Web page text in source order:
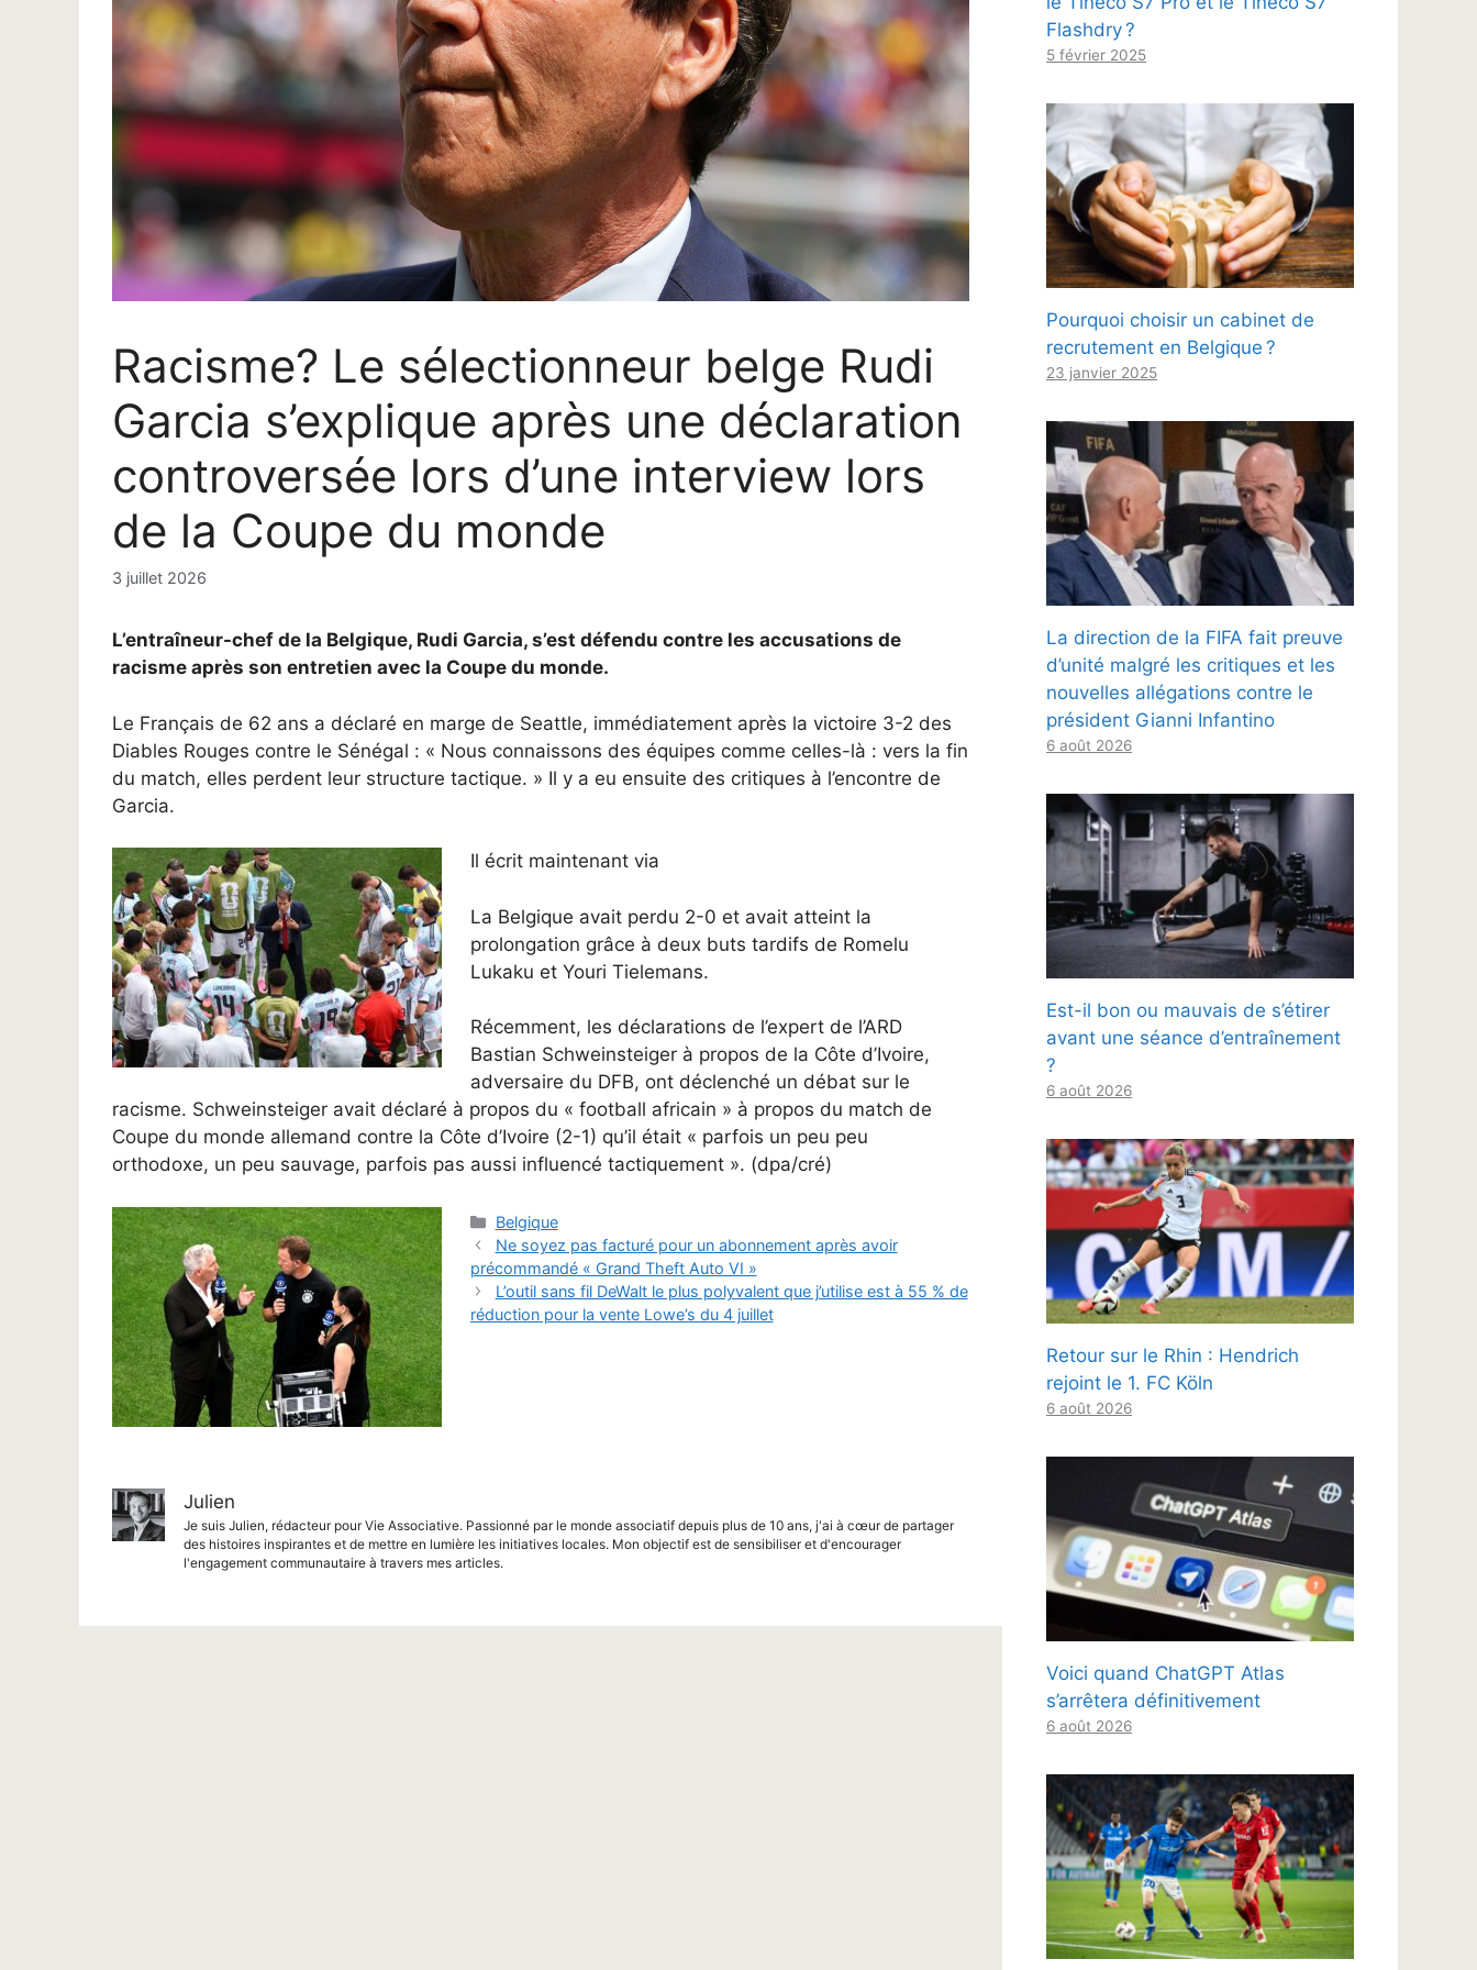
Racisme? Le sélectionneur belge Rudi
Garcia s’explique après une déclaration
controversée lors d’une interview lors
de la Coupe du monde
3 juillet 2026
L’entraîneur-chef de la Belgique, Rudi Garcia, s’est défendu contre les accusations de
racisme après son entretien avec la Coupe du monde.
Le Français de 62 ans a déclaré en marge de Seattle, immédiatement après la victoire 3-2 des
Diables Rouges contre le Sénégal : « Nous connaissons des équipes comme celles-là : vers la fin
du match, elles perdent leur structure tactique. » Il y a eu ensuite des critiques à l’encontre de
Garcia.
Il écrit maintenant via
La Belgique avait perdu 2-0 et avait atteint la
prolongation grâce à deux buts tardifs de Romelu
Lukaku et Youri Tielemans.
Récemment, les déclarations de l’expert de l’ARD
Bastian Schweinsteiger à propos de la Côte d’Ivoire,
adversaire du DFB, ont déclenché un débat sur le
racisme. Schweinsteiger avait déclaré à propos du « football africain » à propos du match de
Coupe du monde allemand contre la Côte d’Ivoire (2-1) qu’il était « parfois un peu peu
orthodoxe, un peu sauvage, parfois pas aussi influencé tactiquement ». (dpa/cré)
Catégories
Belgique
Ne soyez pas facturé pour un abonnement après avoir
précommandé « Grand Theft Auto VI »
L’outil sans fil DeWalt le plus polyvalent que j’utilise est à 55 % de
réduction pour la vente Lowe’s du 4 juillet
Julien
Je suis Julien, rédacteur pour Vie Associative. Passionné par le monde associatif depuis plus de 10 ans, j'ai à cœur de partager
des histoires inspirantes et de mettre en lumière les initiatives locales. Mon objectif est de sensibiliser et d'encourager
l'engagement communautaire à travers mes articles.
Flashdry ?
5 février 2025
Pourquoi choisir un cabinet de
recrutement en Belgique ?
23 janvier 2025
La direction de la FIFA fait preuve
d’unité malgré les critiques et les
nouvelles allégations contre le
président Gianni Infantino
6 août 2026
Est-il bon ou mauvais de s’étirer
avant une séance d’entraînement
?
6 août 2026
Retour sur le Rhin : Hendrich
rejoint le 1. FC Köln
6 août 2026
Voici quand ChatGPT Atlas
s’arrêtera définitivement
6 août 2026